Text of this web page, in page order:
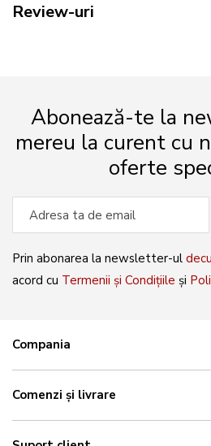
Review-uri
Abonează-te la
mereu la curent cu
oferte
Prin abonarea la newsletter-ul
acord cu Termenii și Condițiile și
Compania
Comenzi și livrare